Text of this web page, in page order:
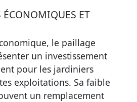
ET
le paillage
un investissement
pour les jardiniers
exploitations. Sa faible
un remplacement